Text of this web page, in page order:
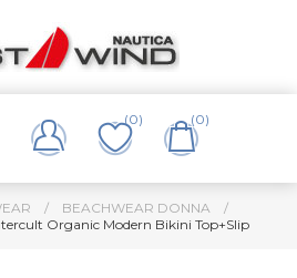
(0) (0)
/ BEACHWEAR DONNA
/
Organic Modern Bikini Top+Slip